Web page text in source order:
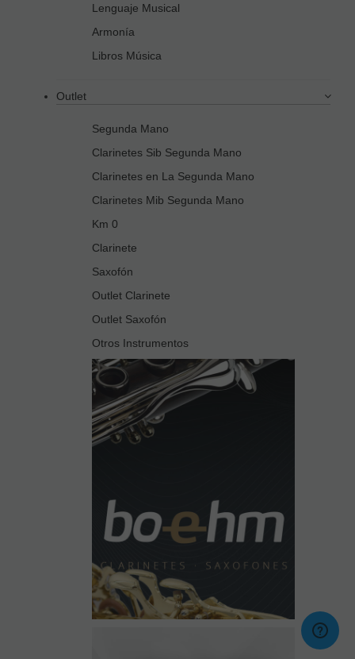
Lenguaje Musical
Armonía
Libros Música
Outlet
Segunda Mano
Clarinetes Sib Segunda Mano
Clarinetes en La Segunda Mano
Clarinetes Mib Segunda Mano
Km 0
Clarinete
Saxofón
Outlet Clarinete
Outlet Saxofón
Otros Instrumentos